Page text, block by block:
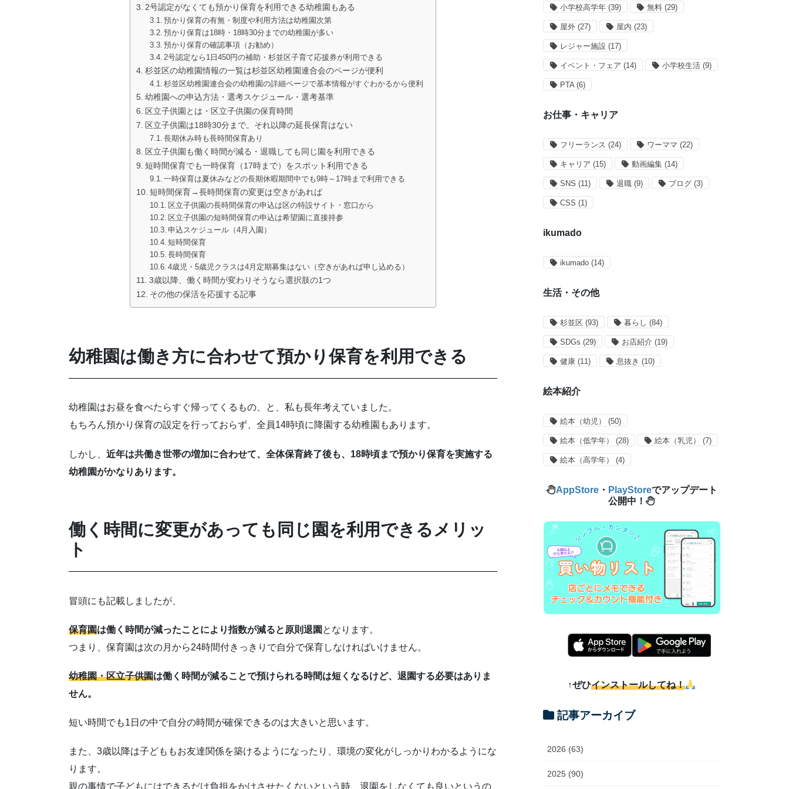
2号認定がなくても預かり保育を利用できる幼稚園もある
預かり保育の有無・制度や利用方法は幼稚園次第
預かり保育は18時・18時30分までの幼稚園が多い
預かり保育の確認事項（お勧め）
2号認定なら1日450円の補助・杉並区子育て応援券が利用できる
杉並区の幼稚園情報の一覧は杉並区幼稚園連合会のページが便利
杉並区幼稚園連合会の幼稚園の詳細ページで基本情報がすぐわかるから便利
幼稚園への申込方法・選考スケジュール・選考基準
区立子供園とは・区立子供園の保育時間
区立子供園は18時30分まで。それ以降の延長保育はない
長期休み時も長時間保育あり
区立子供園も働く時間が減る・退職しても同じ園を利用できる
短時間保育でも一時保育（17時まで）をスポット利用できる
一時保育は夏休みなどの長期休暇期間中でも9時～17時まで利用できる
短時間保育→長時間保育の変更は空きがあれば
区立子供園の長時間保育の申込は区の特設サイト・窓口から
区立子供園の短時間保育の申込は希望園に直接持参
申込スケジュール（4月入園）
短時間保育
長時間保育
4歳児・5歳児クラスは4月定期募集はない（空きがあれば申し込める）
3歳以降、働く時間が変わりそうなら選択肢の1つ
その他の保活を応援する記事
幼稚園は働き方に合わせて預かり保育を利用できる
幼稚園はお昼を食べたらすぐ帰ってくるもの、と、私も長年考えていました。
もちろん預かり保育の設定を行っておらず、全員14時頃に降園する幼稚園もあります。
しかし、 近年は共働き世帯の増加に合わせて、全体保育終了後も、18時頃まで預かり保育を実施する
幼稚園がかなりあります。
働く時間に変更があっても同じ園を利用できるメリッ
ト
冒頭にも記載しましたが、
保育園は働く時間が減ったことにより指数が減ると原則退園 となります。
つまり、保育園は次の月から24時間付きっきりで自分で保育しなければいけません。
幼稚園・区立子供園は働く時間が減ることで預けられる時間は短くなるけど、退園する必要はありま
せん。
短い時間でも1日の中で自分の時間が確保できるのは大きいと思います。
また、3歳以降は子どももお友達関係を築けるようになったり、環境の変化がしっかりわかるようにな
ります。
親の事情で子どもにはできるだけ負担をかけさせたくないという時、退園をしなくても良いというの
小学校高学年 (39) 無料 (29)
屋外 (27) 屋内 (23)
レジャー施設 (17)
イベント・フェア (14) 小学校生活 (9)
PTA(6)
お仕事・キャリア
フリーランス (24) ワーママ (22)
キャリア (15) 動画編集 (14)
SNS (11) 退職 (9) ブログ (3)
CSS (1)
ikumado
ikumado (14)
生活・その他
杉並区 (93) 暮らし (84)
SDGs (29) お店紹介 (19)
健康 (11) 息抜き (10)
絵本紹介
絵本（幼児） (50)
絵本（低学年） (28) 絵本（乳児） (7)
絵本（高学年） (4)
AppStore・ PlayStoreでアップデート
公開中！
↑ぜひインストールしてね！
記事アーカイブ
2026 (63)
2025 (90)